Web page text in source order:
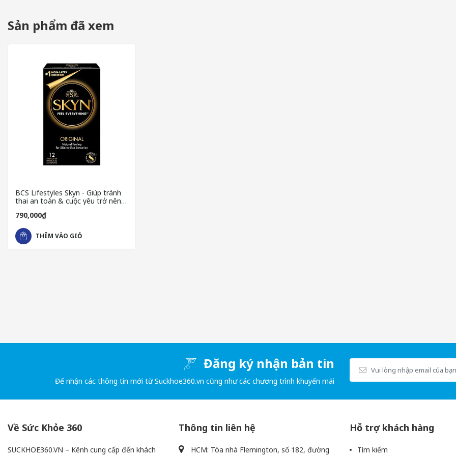
Là dòng bao cao su cao cấp có thương hiệu Lifestyles nổi tiếng và là sự lựa chọn không thể thiếu trong các cuộc yêu để giúp bảo
cuộc yêu mà không lo ngại mang thai ngoài ý muốn.
Sản phẩm đã xem
BCS Lifestyles Skyn - Giúp tránh
thai an toàn & cuộc yêu trở nên
790,000₫
THÊM VÀO GIỎ
Đăng ký nhận bản tin
Đế nhận các thông tin mới từ Suckhoe360.vn cũng như các chương trình khuyến mãi
Về Sức Khỏe 360
SUCKHOE360.VN – Kênh cung cấp đến khách
Thông tin liên hệ
HCM: Tòa nhà Flemington, số 182, đường
Hỗ trợ khách hàng
Tìm kiếm